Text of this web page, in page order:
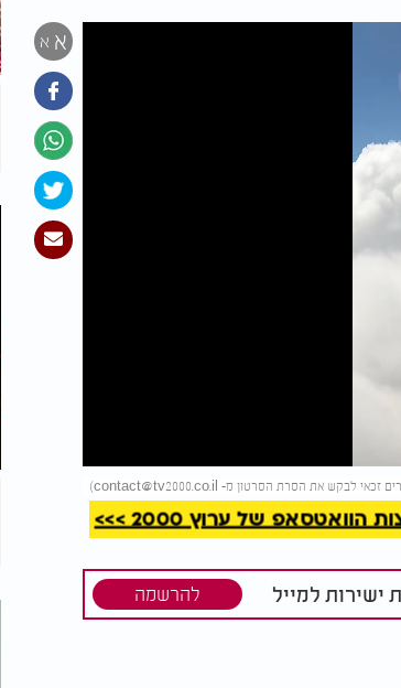
א א
contact@tv2000.co.il
)
של ערוץ 2000 >>>
ישירות למייל להרשמה